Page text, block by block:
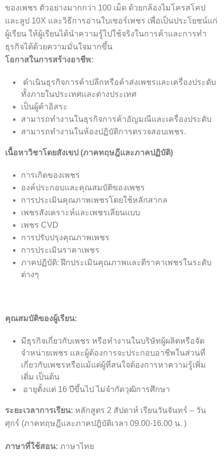
ของเพชร ตัวอย่างมากกว่า 100 เม็ด ด้วยกล้องไมโครสโคป
และลูป 10X และวิธีการอ่านใบเซอร์เพชร เพื่อเป็นประโยชน์แก่
ผู้เรียน ให้ผู้เรียนได้นำความรู้ไปใช้จริงในการค้าและการทำ
ธุรกิจได้ด้วยความมั่นใจมากขึ้น
โอกาสในการสร้างอาชีพ:
ดำเนินธุรกิจการค้าปลีกหรือค้าส่งเพชรและเครื่องประดับ
ทั้งภายในประเทศและต่างประเทศ
เป็นผู้ค้าอิสระ
สามารถทำงานในธุรกิจการค้าอัญมณีและเครื่องประดับ
สามารถทำงานในห้องปฏิบัติการตรวจสอบเพชร.
เนื้อหาวิชาโดยสังเขป (ภาคทฤษฎีและภาคปฏิบัติ)
การเกิดของเพชร
องค์ประกอบและคุณสมบัติของเพชร
การประเมินคุณภาพเพชรโดยใช้หลักสากล
เพชรสังเคราะห์และเพชรเลียนแบบ
เพชร CVD
การปรับปรุงคุณภาพเพชร
การประเมินราคาเพชร
ภาคปฏิบัติ: ฝึกประเมินคุณภาพและตีราคาเพชรในระดับ
ต่างๆ
​คุณสมบัติของผู้เรียน:
มีธุรกิจเกี่ยวกับเพชร หรือทำงานในบริษัทผู้ผลิตหรือจัด
จำหน่ายเพชร และผู้ต้องการจะประกอบอาชีพในส่วนที่
เกี่ยวกับเพชรหรือแม้แต่ผู้ที่สนใจต้องการหาความรู้เพิ่ม
เติ่ม เป็นต้น
อายุตั้งแต่ 16 ปีขึ้นไป ไม่จำกัดวุฒิการศึกษา
ระยะเวลาการเรียน: หลักสูตร 2 สัปดาห์ เรียนวันจันทร์ – วัน
ศุกร์ (ภาคทฤษฎีและภาคปฎิบัติเวลา 09.00-16.00 น. )
ภาษาที่ใช้สอน: ภาษาไทย